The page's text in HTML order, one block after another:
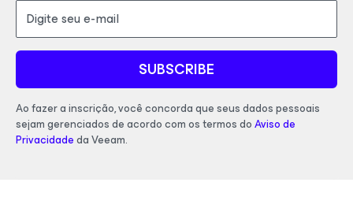
SUBSCRIBE
Ao fazer a inscrição, você concorda que seus dados pessoais
sejam gerenciados de acordo com os termos doAviso de
Privacidadeda Veeam.